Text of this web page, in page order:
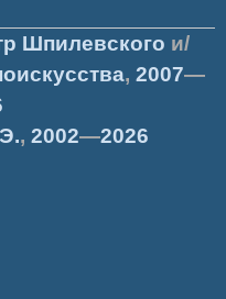
Шпилевского и/
, 2007—
, 2002—2026